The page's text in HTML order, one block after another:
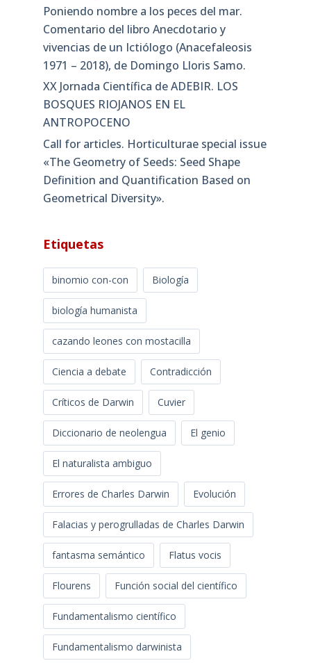
Poniendo nombre a los peces del mar.
Comentario del libro Anecdotario y
vivencias de un Ictiólogo (Anacefaleosis
1971 – 2018), de Domingo Lloris Samo.
XX Jornada Científica de ADEBIR. LOS
BOSQUES RIOJANOS EN EL
ANTROPOCENO
Call for articles. Horticulturae special issue
«The Geometry of Seeds: Seed Shape
Definition and Quantification Based on
Geometrical Diversity»​.
Etiquetas
binomio con-con Biología
biología humanista
cazando leones con mostacilla
Ciencia a debate Contradicción
Críticos de Darwin Cuvier
Diccionario de neolengua El genio
El naturalista ambiguo
Errores de Charles Darwin Evolución
Falacias y perogrulladas de Charles Darwin
fantasma semántico Flatus vocis
Flourens Función social del científico
Fundamentalismo científico
Fundamentalismo darwinista